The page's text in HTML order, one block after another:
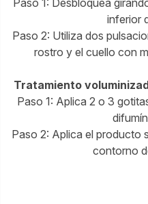
Paso 1: Desbloquea
inferior
Paso 2: Utiliza dos
rostro y el cuello con
Tratamiento
Paso 1: Aplica 2 o 3
Paso 2: Aplica el producto
contorno